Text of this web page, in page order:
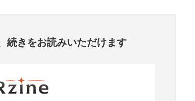
続きをお読みいただけます